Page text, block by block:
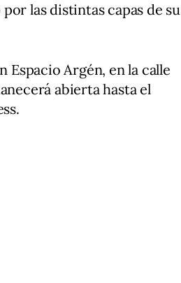
las distintas capas de su
Espacio Argén, en la calle
abierta hasta el